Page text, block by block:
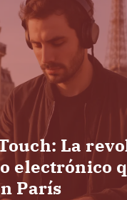
La
electrónico
París